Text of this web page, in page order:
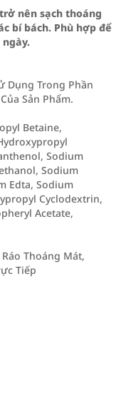
nên sạch thoáng
bí bách. Phù hợp để
Dụng Trong Phần
Sản Phẩm.
Betaine,
Sodium
Sodium
Edta, Sodium
Cyclodextrin,
Acetate,
Thoáng Mát,
Tiếp